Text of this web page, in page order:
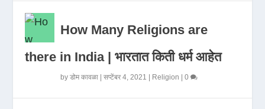
How Many Religions are
there in India | भारतात किती धर्म आहेत
byडोम कावळा |सप्टेंबर 4, 2021 Religion |0